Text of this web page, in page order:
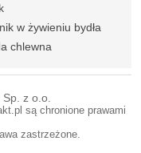
w żywieniu bydła
chlewna
Sp. z o.o.
są chronione prawami
zastrzeżone.